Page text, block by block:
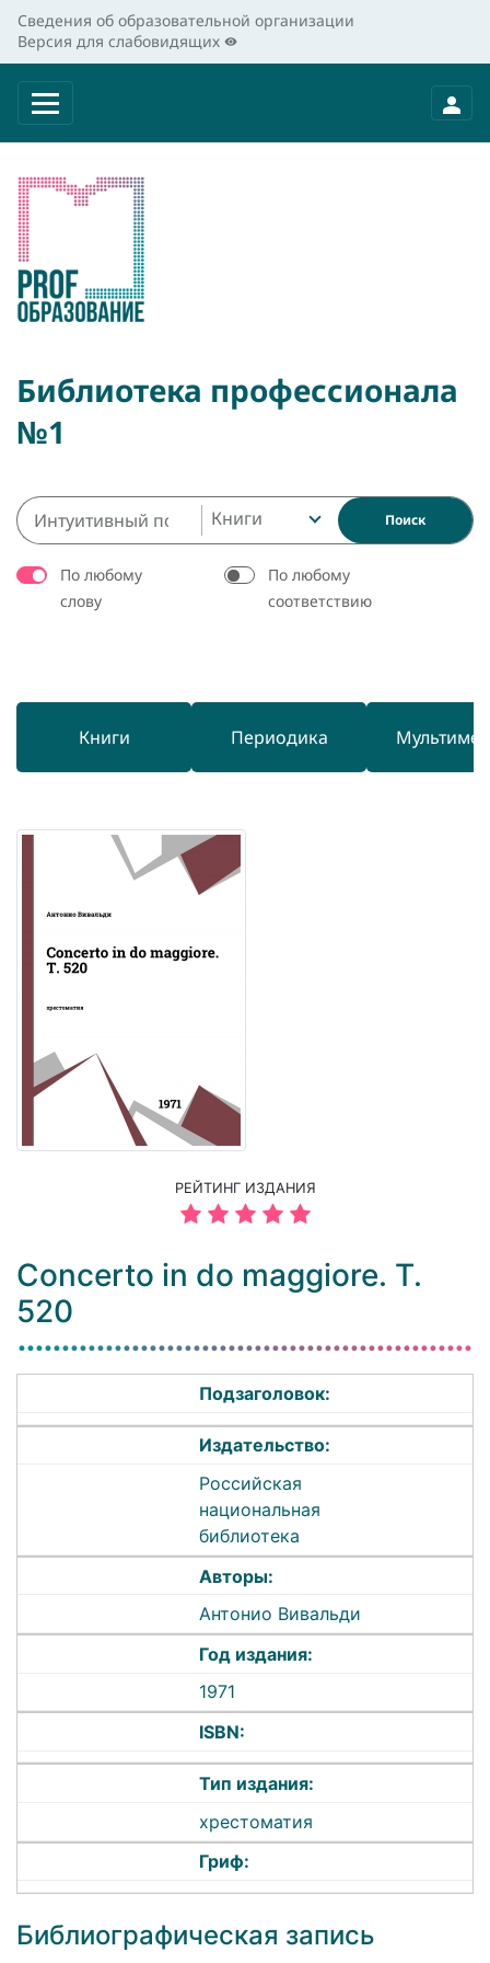
Сведения об образовательной организации
Версия для слабовидящих
Библиотека профессионала
№1
Книги Поиск
По любому
слову
По любому
соответствию
Книги Периодика
РЕЙТИНГ ИЗДАНИЯ
Concerto in do maggiore. T.
520
Подзаголовок:
Издательство:
Российская
национальная
библиотека
Авторы:
Антонио Вивальди
Год издания:
1971
ISBN:
Тип издания:
хрестоматия
Гриф:
Библиографическая запись